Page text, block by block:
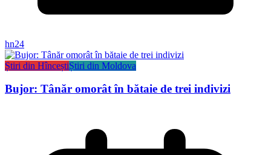
hn24
Știri din HînceștiȘtiri din Moldova
Bujor: Tânăr omorât în bătaie de trei indivizi